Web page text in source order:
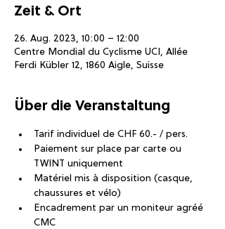
Zeit & Ort
26. Aug. 2023, 10:00 – 12:00
Centre Mondial du Cyclisme UCI, Allée
Ferdi Kübler 12, 1860 Aigle, Suisse
Über die Veranstaltung
Tarif individuel de CHF 60.- / pers.
Paiement sur place par carte ou
TWINT uniquement
Matériel mis à disposition (casque,
chaussures et vélo)
Encadrement par un moniteur agréé
CMC